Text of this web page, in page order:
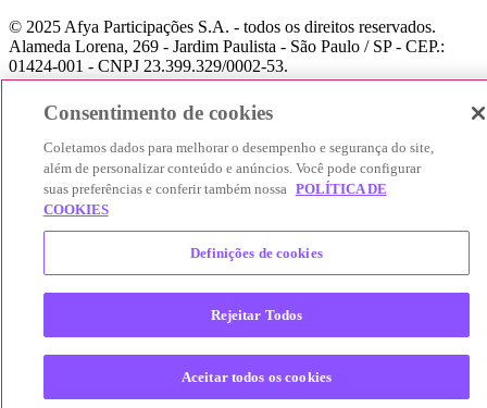
© 2025 Afya Participações S.A. - todos os direitos reservados.
Alameda Lorena, 269 - Jardim Paulista - São Paulo / SP - CEP.:
01424-001 - CNPJ 23.399.329/0002-53.
Consentimento de cookies
Coletamos dados para melhorar o desempenho e segurança do site,
além de personalizar conteúdo e anúncios. Você pode configurar
suas preferências e conferir também nossa POLÍTICA DE
COOKIES
Definições de cookies
Rejeitar Todos
Aceitar todos os cookies